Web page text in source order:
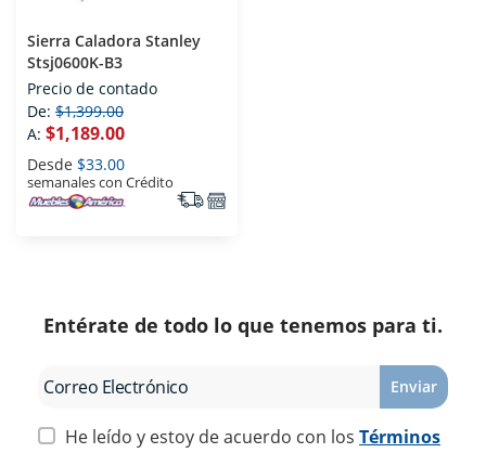
Sierra Caladora Stanley
Stsj0600K-B3
Precio de contado
De: $1,399.00
A: $1,189.00
Desde $33.00
semanales con Crédito
Entérate de todo lo que tenemos para ti.
Enviar
He leído y estoy de acuerdo con los Términos